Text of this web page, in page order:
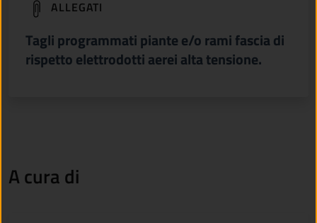
ALLEGATI
Tagli programmati piante e/o rami fascia di
rispetto elettrodotti aerei alta tensione.
(apre in un'altra scheda).
A cura di